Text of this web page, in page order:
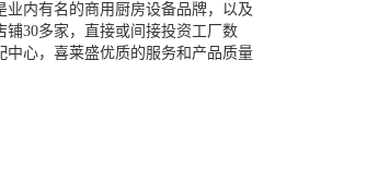
内有名的商用厨房设备品牌，以及
30多家，直接或间接投资工厂数
心，喜莱盛优质的服务和产品质量